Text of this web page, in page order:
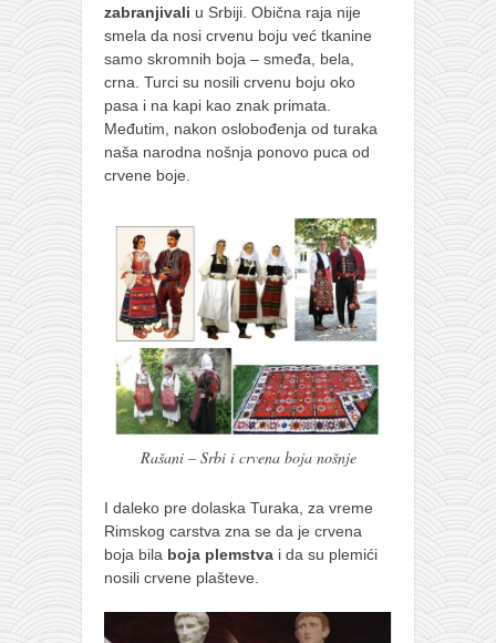
zabranjivali u Srbiji. Obična raja nije
smela da nosi crvenu boju već tkanine
samo skromnih boja – smeđa, bela,
crna. Turci su nosili crvenu boju oko
pasa i na kapi kao znak primata.
Međutim, nakon oslobođenja od turaka
naša narodna nošnja ponovo puca od
crvene boje.
Rašani – Srbi i crvena boja nošnje
I daleko pre dolaska Turaka, za vreme
Rimskog carstva zna se da je crvena
boja bila boja plemstva i da su plemići
nosili crvene plašteve.